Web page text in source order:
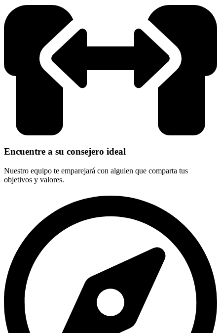
Encuentre a su consejero ideal
Nuestro equipo te emparejará con alguien que comparta tus
objetivos y valores.